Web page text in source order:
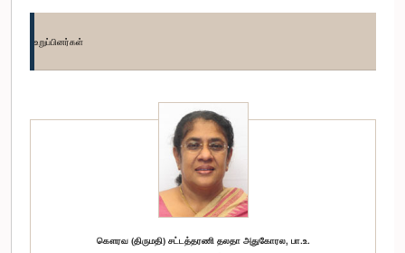
உறுப்பினர்கள்
கௌரவ (திருமதி) சட்டத்தரணி தலதா அதுகோரல, பா.உ.